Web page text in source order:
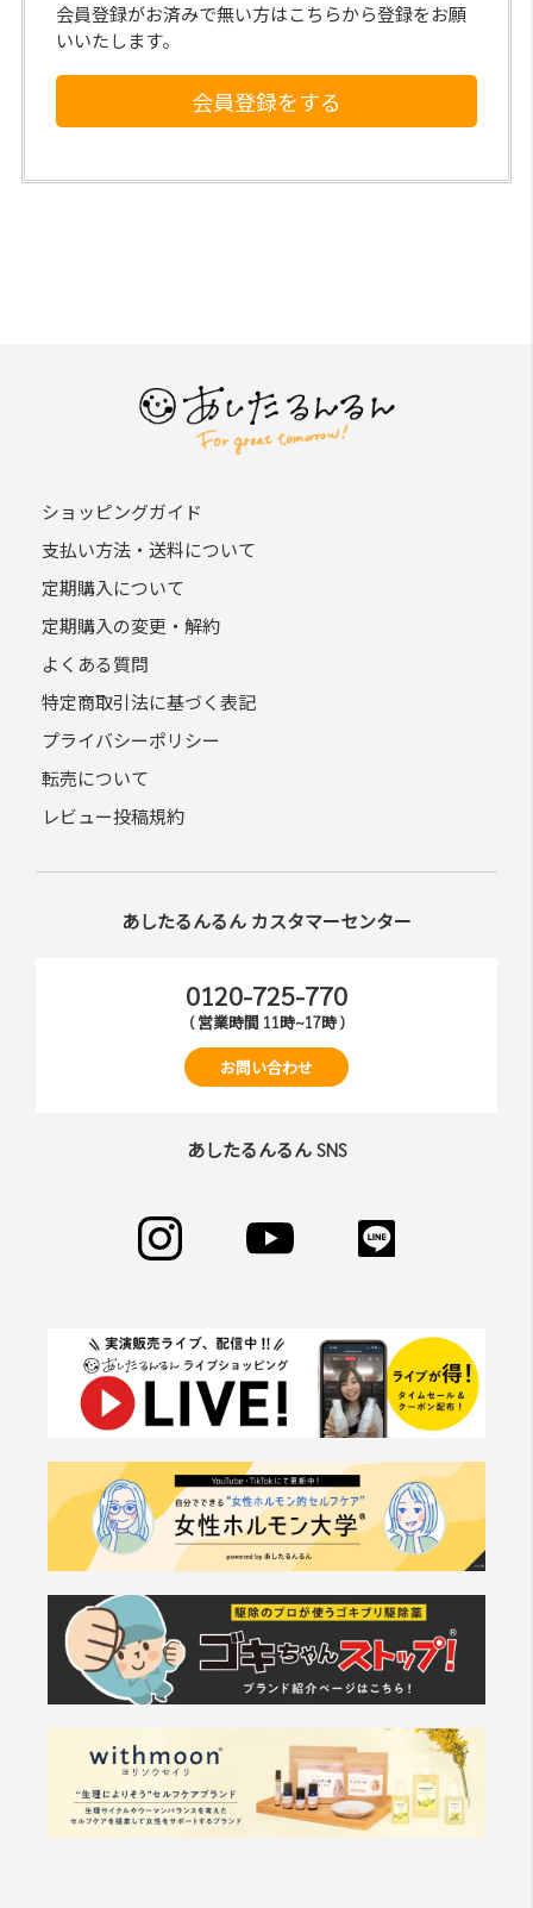
会員登録がお済みで無い方はこちらから登録をお願
いいたします。
会員登録をする
ショッピングガイド
支払い方法・送料について
定期購入について
定期購入の変更・解約
よくある質問
特定商取引法に基づく表記
プライバシーポリシー
転売について
レビュー投稿規約
あしたるんるん カスタマーセンター
0120-725-770
( 営業時間 11時~17時 )
お問い合わせ
あしたるんるん SNS